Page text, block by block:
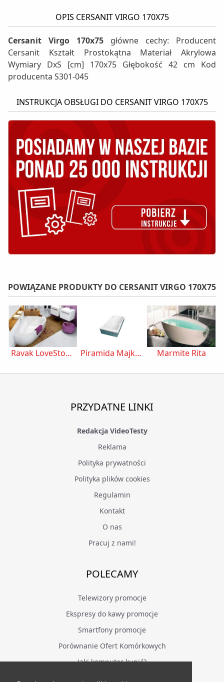
OPIS CERSANIT VIRGO 170X75
Cersanit Virgo 170x75 główne cechy: Producent
Cersanit Kształt Prostokątna Materiał Akrylowa
Wymiary DxS [cm] 170x75 Głębokość 42 cm Kod
producenta S301-045
INSTRUKCJA OBSŁUGI DO CERSANIT VIRGO 170X75
POWIĄZANE PRODUKTY DO CERSANIT VIRGO 170X75
Ravak LoveStory 185x105 CZ75100A00 Piramida Majka Nova 140x70 WAM-140-PK Marmite Rita
PRZYDATNE LINKI
Redakcja VideoTesty
Reklama
Polityka prywatności
Polityka plików cookies
Regulamin
Kontakt
O nas
Pracuj z nami!
POLECAMY
Telewizory promocje
Ekspresy do kawy promocje
Smartfony promocje
Porównanie Ofert Komórkowych
Jaki komputer kupić?